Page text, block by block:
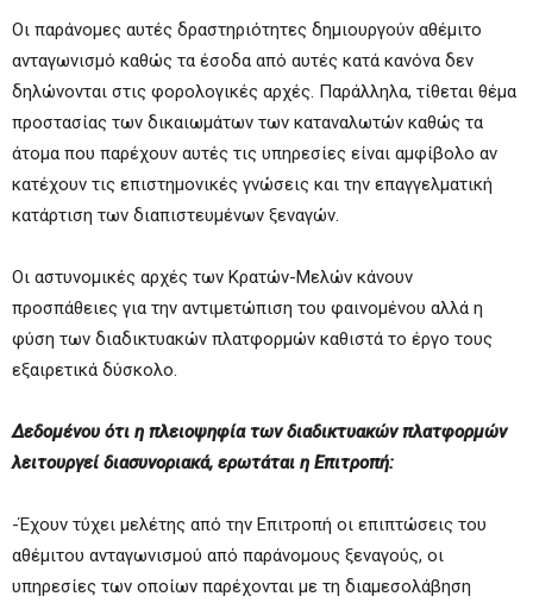
Οι παράνομες αυτές δραστηριότητες δημιουργούν αθέμιτο
ανταγωνισμό καθώς τα έσοδα από αυτές κατά κανόνα δεν
δηλώνονται στις φορολογικές αρχές. Παράλληλα, τίθεται θέμα
προστασίας των δικαιωμάτων των καταναλωτών καθώς τα
άτομα που παρέχουν αυτές τις υπηρεσίες είναι αμφίβολο αν
κατέχουν τις επιστημονικές γνώσεις και την επαγγελματική
κατάρτιση των διαπιστευμένων ξεναγών.
Οι αστυνομικές αρχές των Κρατών-Μελών κάνουν
προσπάθειες για την αντιμετώπιση του φαινομένου αλλά η
φύση των διαδικτυακών πλατφορμών καθιστά το έργο τους
εξαιρετικά δύσκολο.
Δεδομένου ότι η πλειοψηφία των διαδικτυακών πλατφορμών
λειτουργεί διασυνοριακά, ερωτάται η Επιτροπή:
-Έχουν τύχει μελέτης από την Επιτροπή οι επιπτώσεις του
αθέμιτου ανταγωνισμού από παράνομους ξεναγούς, οι
υπηρεσίες των οποίων παρέχονται με τη διαμεσολάβηση